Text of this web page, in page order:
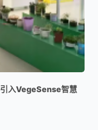
入VegeSense智慧